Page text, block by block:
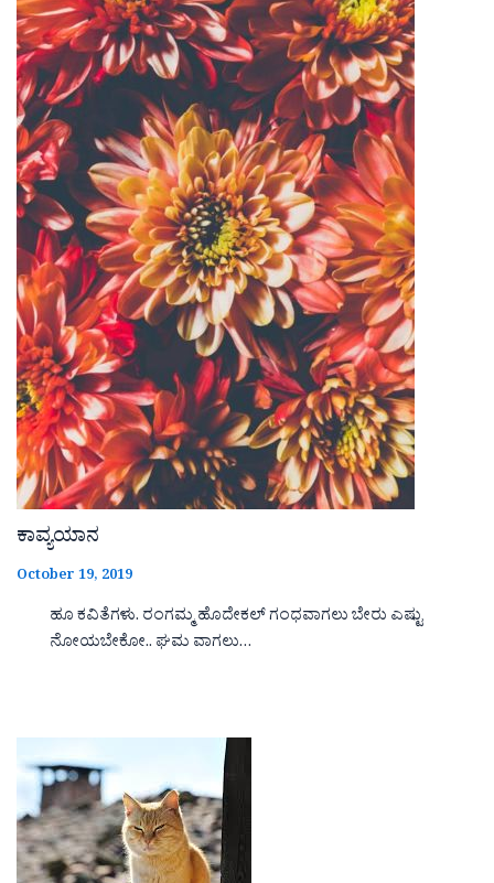
ಕಾವ್ಯಯಾನ
October 19, 2019
ಹೂ ಕವಿತೆಗಳು. ರಂಗಮ್ಮ ಹೊದೇಕಲ್ ಗಂಧವಾಗಲು ಬೇರು ಎಷ್ಟು
ನೋಯಬೇಕೋ.. ಘಮ ವಾಗಲು…